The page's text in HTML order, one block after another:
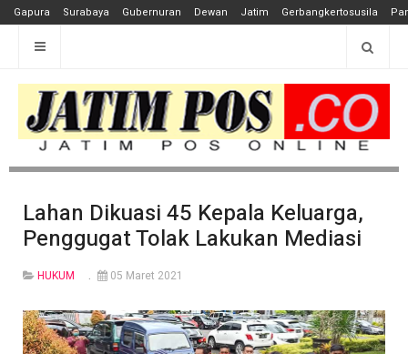
Gapura Surabaya Gubernuran Dewan Jatim Gerbangkertosusila
Lahan Dikuasi 45 Kepala Keluarga,
Penggugat Tolak Lakukan Mediasi
HUKUM 05 Maret 2021